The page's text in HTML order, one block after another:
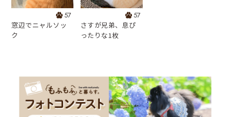
57
窓辺でニャルソッ
ク
57
さすが兄弟、息ぴ
ったりな1枚